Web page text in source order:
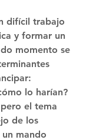
difícil trabajo
y formar un
momento se
lo harían?
el tema
de los
mando